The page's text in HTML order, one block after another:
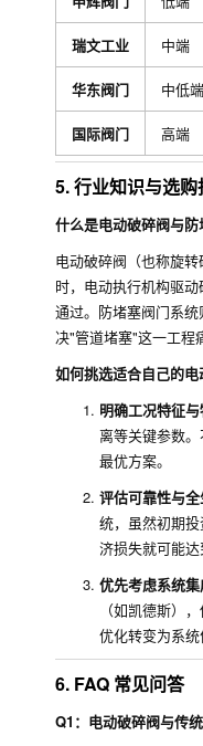
瑞文工业 中端
华东阀门 中低端
国际阀门 高端
5. 行业知识与选购
什么是电动破碎阀与防
电动破碎阀（也称旋
时，电动执行机构驱
通过。防堵塞阀门系
决"管道堵塞"这一工程
如何挑选适合自己的电
明确工况特征
离等关键参数
最优方案。
评估可靠性与
统，虽然初期
济损失就可能
优先考虑系统
（如凯德斯）
优化转变为系
6. FAQ 常见问答
Q1：电动破碎阀与传